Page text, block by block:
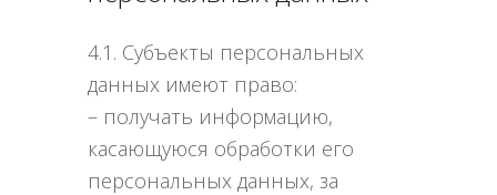
4.1. Субъекты персональных
данных имеют право:
– получать информацию,
касающуюся обработки его
персональных данных, за